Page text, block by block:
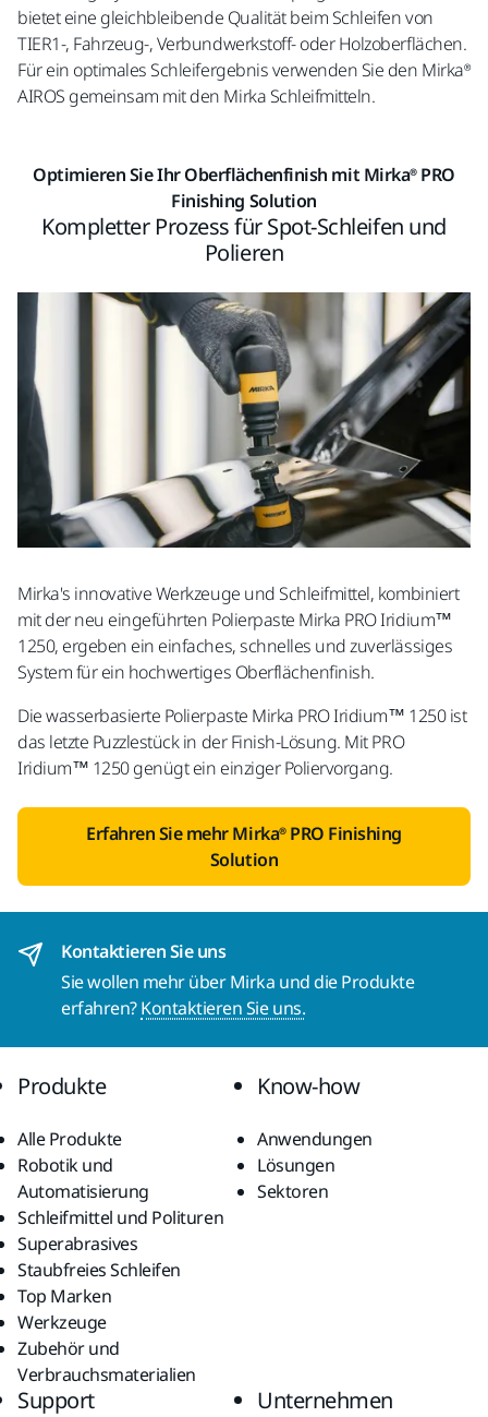
bietet eine gleichbleibende Qualität beim Schleifen von
TIER1-, Fahrzeug-, Verbundwerkstoff- oder Holzoberflächen.
Für ein optimales Schleifergebnis verwenden Sie den Mirka®
AIROS gemeinsam mit den Mirka Schleifmitteln.
Optimieren Sie Ihr Oberflächenfinish mit Mirka® PRO
Finishing Solution
Kompletter Prozess für Spot-Schleifen und
Polieren
Mirka's innovative Werkzeuge und Schleifmittel, kombiniert
mit der neu eingeführten Polierpaste Mirka PRO Iridium™
1250, ergeben ein einfaches, schnelles und zuverlässiges
System für ein hochwertiges Oberflächenfinish.
Die wasserbasierte Polierpaste Mirka PRO Iridium™ 1250 ist
das letzte Puzzlestück in der Finish-Lösung. Mit PRO
Iridium™ 1250 genügt ein einziger Poliervorgang.
Erfahren Sie mehr Mirka® PRO Finishing
Solution
Kontaktieren Sie uns
Sie wollen mehr über Mirka und die Produkte
erfahren?Kontaktieren Sie uns.
Produkte
Alle Produkte
Robotik und
Automatisierung
Schleifmittel und Polituren
Superabrasives
Staubfreies Schleifen
Top Marken
Werkzeuge
Zubehör und
Verbrauchsmaterialien
Know-how
Anwendungen
Lösungen
Sektoren
Support Unternehmen